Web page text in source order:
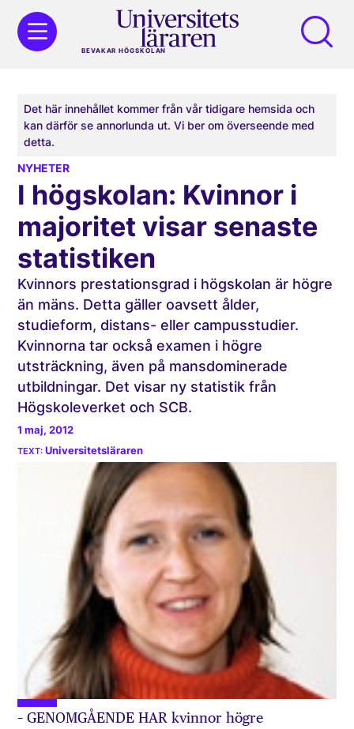
BEVAKAR HÖGSKOLAN
Det här innehållet kommer från vår tidigare hemsida och
kan därför se annorlunda ut. Vi ber om överseende med
detta.
NYHETER
I högskolan: Kvinnor i
majoritet visar senaste
statistiken
Kvinnors prestationsgrad i högskolan är högre
än mäns. Detta gäller oavsett ålder,
studieform, distans- eller campusstudier.
Kvinnorna tar också examen i högre
utsträckning, även på mansdominerade
utbildningar. Det visar ny statistik från
Högskoleverket och SCB.
1 maj, 2012
Universitetsläraren
– GENOMGÅENDE HAR kvinnor högre